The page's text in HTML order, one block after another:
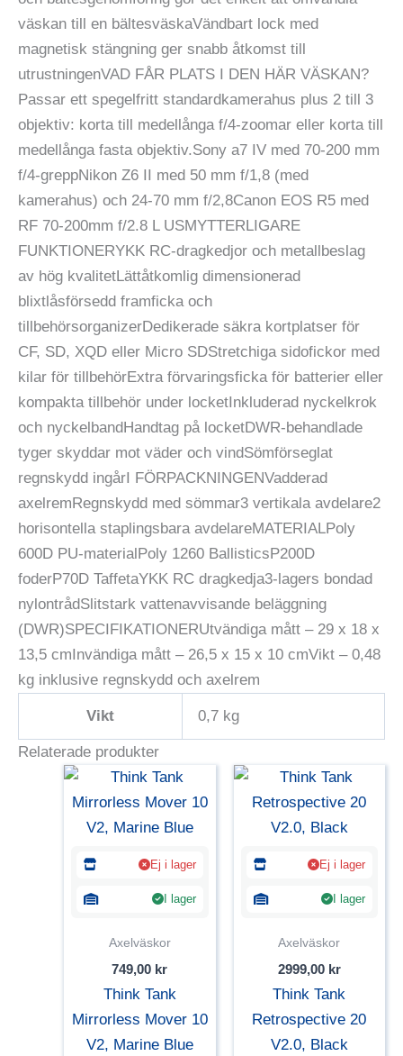
väskan till en bältesväskaVändbart lock med
magnetisk stängning ger snabb åtkomst till
utrustningenVAD FÅR PLATS I DEN HÄR VÄSKAN?
Passar ett spegelfritt standardkamerahus plus 2 till 3
objektiv: korta till medellånga f/4-zoomar eller korta till
medellånga fasta objektiv.Sony a7 IV med 70-200 mm
f/4-greppNikon Z6 II med 50 mm f/1,8 (med
kamerahus) och 24-70 mm f/2,8Canon EOS R5 med
RF 70-200mm f/2.8 L USMYTTERLIGARE
FUNKTIONERYKK RC-dragkedjor och metallbeslag
av hög kvalitetLättåtkomlig dimensionerad
blixtlåsförsedd framficka och
tillbehörsorganizerDedikerade säkra kortplatser för
CF, SD, XQD eller Micro SDStretchiga sidofickor med
kilar för tillbehörExtra förvaringsficka för batterier eller
kompakta tillbehör under locketInkluderad nyckelkrok
och nyckelbandHandtag på locketDWR-behandlade
tyger skyddar mot väder och vindSömförseglat
regnskydd ingårI FÖRPACKNINGENVadderad
axelremRegnskydd med sömmar3 vertikala avdelare2
horisontella staplingsbara avdelareMATERIALPoly
600D PU-materialPoly 1260 BallisticsP200D
foderP70D TaffetaYKK RC dragkedja3-lagers bondad
nylontrådSlitstark vattenavvisande beläggning
(DWR)SPECIFIKATIONERUtvändiga mått – 29 x 18 x
13,5 cmInvändiga mått – 26,5 x 15 x 10 cmVikt – 0,48
kg inklusive regnskydd och axelrem
Vikt 0,7 kg
Relaterade produkter
Ej i lager
I lager
Axelväskor
749,00 kr
Think Tank
Mirrorless Mover 10
V2, Marine Blue
Ej i lager
I lager
Axelväskor
2999,00 kr
Think Tank
Retrospective 20
V2.0, Black